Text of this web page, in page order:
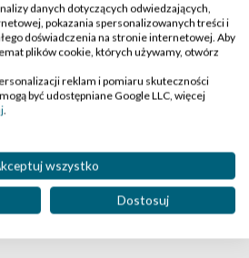
danych dotyczących odwiedzających,
pokazania spersonalizowanych treści i
doświadczenia na stronie internetowej. Aby
plików cookie, których używamy, otwórz
reklam i pomiaru skuteczności
być udostępniane Google LLC, więcej
.
wszystko
Dostosuj